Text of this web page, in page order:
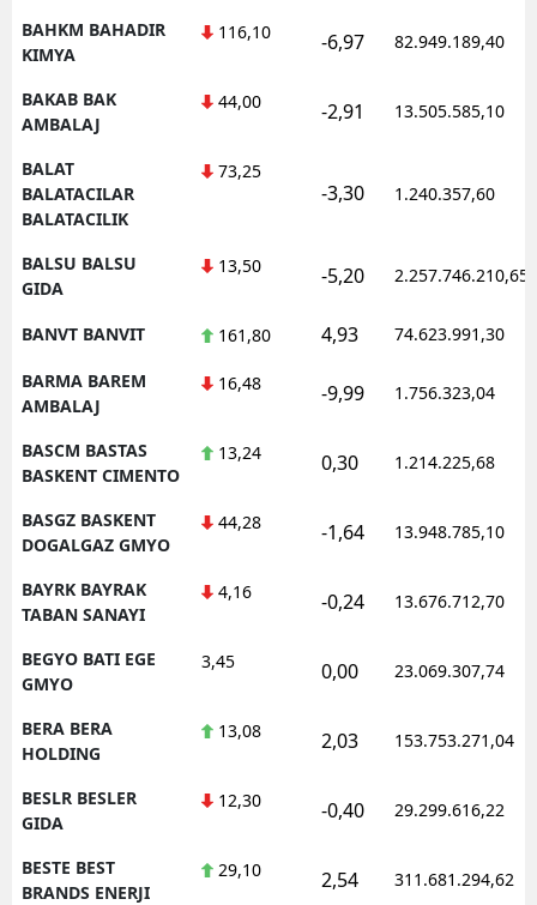
BAHKM BAHADIR
KIMYA
116,10 -6,97 82.949.189,40
BAKAB BAK
AMBALAJ
44,00 -2,91 13.505.585,10
BALAT
BALATACILAR
BALATACILIK
73,25
-3,30 1.240.357,60
BALSU BALSU
GIDA
13,50 -5,20 2.257.746.210,65
BANVT BANVIT 161,80 4,93 74.623.991,30
BARMA BAREM
AMBALAJ
16,48 -9,99 1.756.323,04
BASCM BASTAS
BASKENT CIMENTO
13,24 0,30 1.214.225,68
BASGZ BASKENT
DOGALGAZ GMYO
44,28 -1,64 13.948.785,10
BAYRK BAYRAK
TABAN SANAYI
4,16 -0,24 13.676.712,70
BEGYO BATI EGE
GMYO
3,45 0,00 23.069.307,74
BERA BERA
HOLDING
13,08 2,03 153.753.271,04
BESLR BESLER
GIDA
12,30 -0,40 29.299.616,22
BESTE BEST
BRANDS ENERJI
29,10 2,54 311.681.294,62